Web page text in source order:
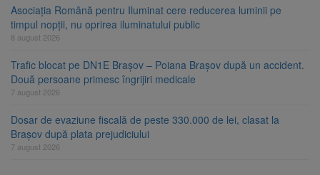
Asociația Română pentru Iluminat cere reducerea luminii pe
timpul nopții, nu oprirea iluminatului public
8 august 2026
Trafic blocat pe DN1E Brașov – Poiana Brașov după un accident.
Două persoane primesc îngrijiri medicale
7 august 2026
Dosar de evaziune fiscală de peste 330.000 de lei, clasat la
Brașov după plata prejudiciului
7 august 2026